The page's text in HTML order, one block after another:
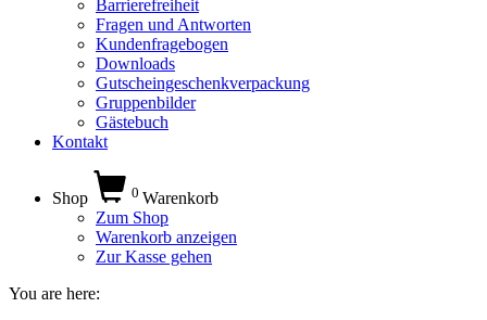
Barrierefreiheit
Fragen und Antworten
Kundenfragebogen
Downloads
Gutscheingeschenkverpackung
Gruppenbilder
Gästebuch
Kontakt
Shop 0 Warenkorb
Zum Shop
Warenkorb anzeigen
Zur Kasse gehen
You are here: